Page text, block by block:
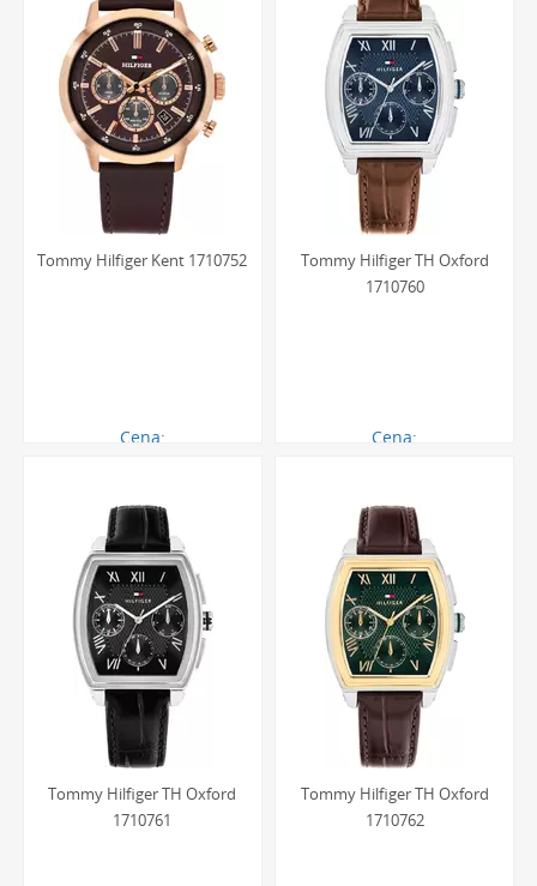
Tommy Hilfiger Kent 1710752
Cena:
Tommy Hilfiger TH Oxford
1710760
Cena:
Tommy Hilfiger TH Oxford
1710761
Tommy Hilfiger TH Oxford
1710762